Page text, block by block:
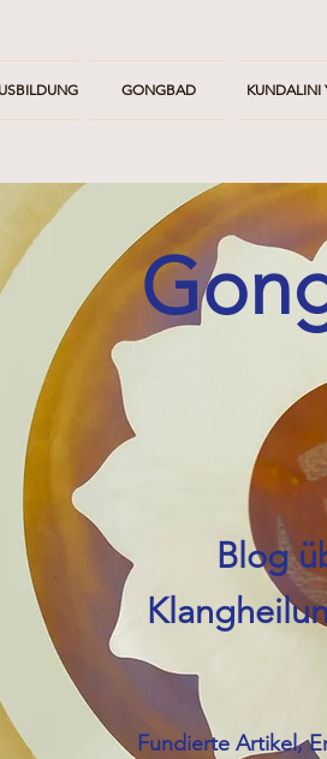
GONGBAD KUNDALINI
Blog
Fundierte Artikel,